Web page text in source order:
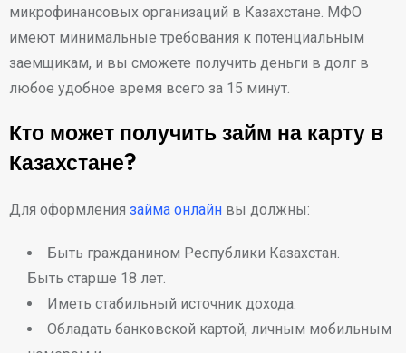
микрофинансовых организаций в Казахстане. МФО
имеют минимальные требования к потенциальным
заемщикам, и вы сможете получить деньги в долг в
любое удобное время всего за 15 минут.
Кто может получить займ на карту в
Казахстане?
Для оформления займа онлайн вы должны:
Быть гражданином Республики Казахстан.
Быть старше 18 лет.
Иметь стабильный источник дохода.
Обладать банковской картой, личным мобильным